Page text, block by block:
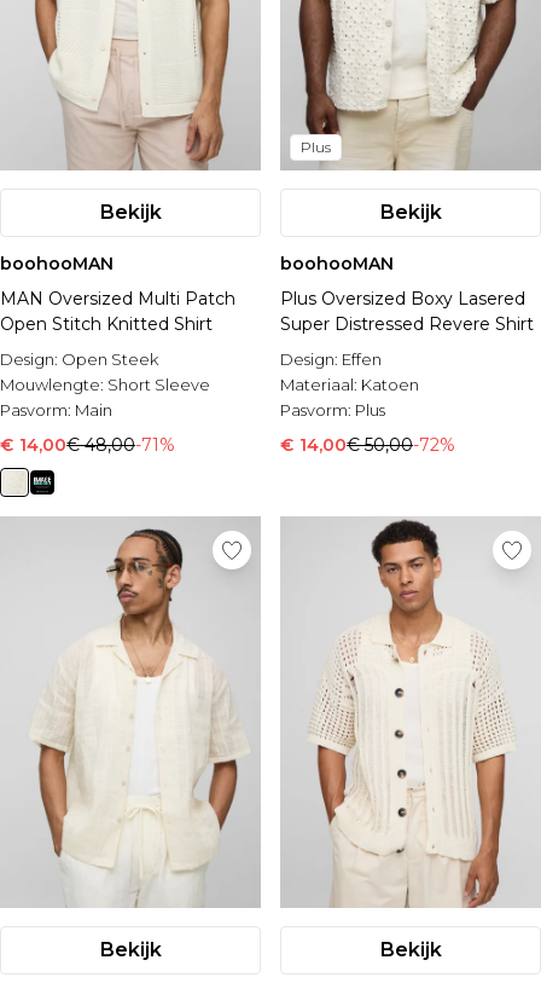
Bekijk
boohooMAN
MAN Oversized Multi Patch
Open Stitch Knitted Shirt
Design: Open Steek
Mouwlengte: Short Sleeve
Pasvorm: Main
€ 14,00€ 48,00-71%
Plus
Bekijk
boohooMAN
Plus Oversized Boxy Lasered
Super Distressed Revere Shirt
Design: Effen
Materiaal: Katoen
Pasvorm: Plus
€ 14,00€ 50,00-72%
Bekijk Bekijk